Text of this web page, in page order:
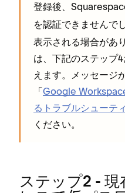
登録後⁠、
を認証できませんで
表示される場合があ
は⁠、下記のステ⁠ップ
えます⁠。メ⁠ッセ⁠ージ
「⁠Google
るトラブルシ⁠ュ⁠ーテ⁠
ください⁠。
ステ⁠ップ2 - 現